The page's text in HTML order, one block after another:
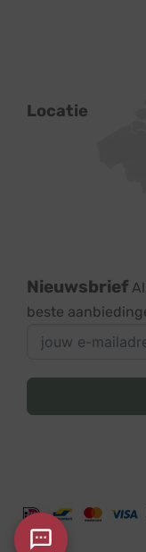
Locatie
Nieuwsbrief
beste